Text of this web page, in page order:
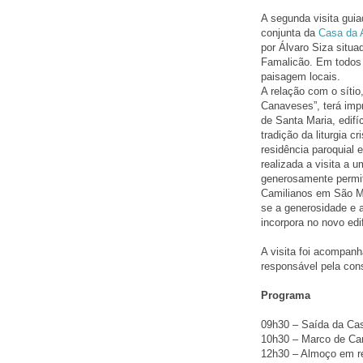
A segunda visita
conjunta da Casa da
por Álvaro Siza
Famalicão. Em
paisagem locais.
A relação com o
Canaveses”, terá
de Santa Maria,
tradição da liturgia
residência paroquial
realizada a visita a
generosamente
Camilianos em São
se a generosidade e
incorpora no novo
A visita foi
responsável pela
Programa
09h30 – Saída da
10h30 – Marco de
12h30 – Almoço em